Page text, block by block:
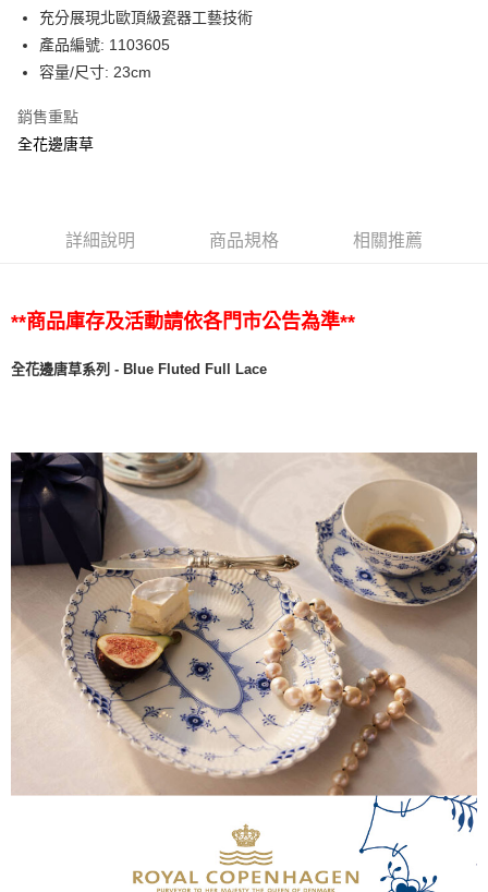
充分展現北歐頂級瓷器工藝技術
產品編號: 1103605
容量/尺寸: 23cm
銷售重點
全花邊唐草
詳細說明 商品規格 相關推薦
**商品庫存及活動請依各門市公告為準**
全花邊唐草系列 - Blue Fluted Full Lace